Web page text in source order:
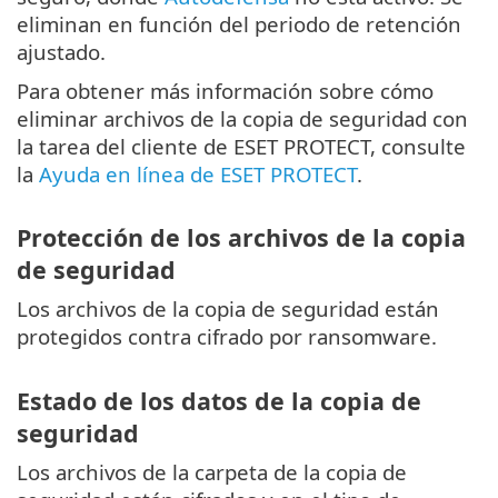
eliminan en función del periodo de retención
ajustado.
Para obtener más información sobre cómo
eliminar archivos de la copia de seguridad con
la tarea del cliente de ESET PROTECT, consulte
la Ayuda en línea de ESET PROTECT.
Protección de los archivos de la copia
de seguridad
Los archivos de la copia de seguridad están
protegidos contra cifrado por ransomware.
Estado de los datos de la copia de
seguridad
Los archivos de la carpeta de la copia de